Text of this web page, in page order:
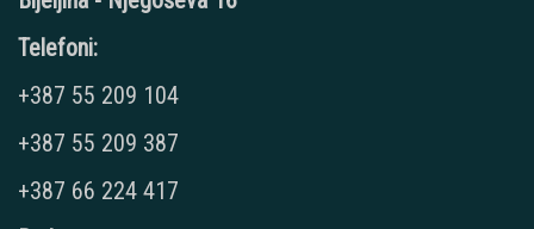
Telefoni:
+387 55 209 104
+387 55 209 387
+387 66 224 417